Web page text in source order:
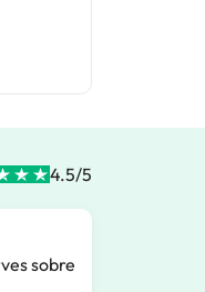
4.5/5
sobre